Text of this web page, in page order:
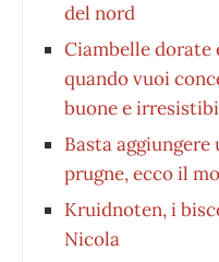
del nord
Ciambelle dorate
quando vuoi
buone e
Basta
prugne, ecco il
Kruidnoten, i
Nicola